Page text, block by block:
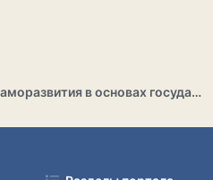
Раздел саморазвития в основах государственности